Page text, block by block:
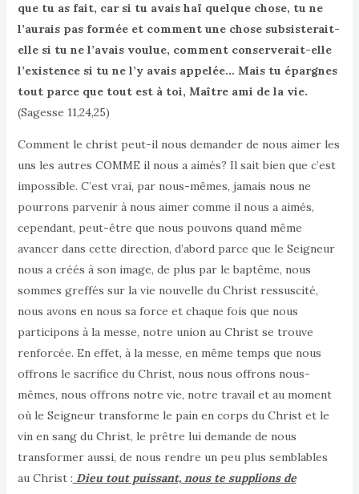
que tu as fait, car si tu avais haï quelque chose, tu ne
l’aurais pas formée et comment une chose subsisterait-
elle si tu ne l’avais voulue, comment conserverait-elle
l’existence si tu ne l’y avais appelée… Mais tu épargnes
tout parce que tout est à toi, Maître ami de la vie.
(Sagesse 11,24,25)
Comment le christ peut-il nous demander de nous aimer les
uns les autres COMME il nous a aimés? Il sait bien que c’est
impossible. C’est vrai, par nous-mêmes, jamais nous ne
pourrons parvenir à nous aimer comme il nous a aimés,
cependant, peut-être que nous pouvons quand même
avancer dans cette direction, d’abord parce que le Seigneur
nous a créés à son image, de plus par le baptême, nous
sommes greffés sur la vie nouvelle du Christ ressuscité,
nous avons en nous sa force et chaque fois que nous
participons à la messe, notre union au Christ se trouve
renforcée. En effet, à la messe, en même temps que nous
offrons le sacrifice du Christ, nous nous offrons nous-
mêmes, nous offrons notre vie, notre travail et au moment
où le Seigneur transforme le pain en corps du Christ et le
vin en sang du Christ, le prêtre lui demande de nous
transformer aussi, de nous rendre un peu plus semblables
au Christ : Dieu tout puissant, nous te supplions de